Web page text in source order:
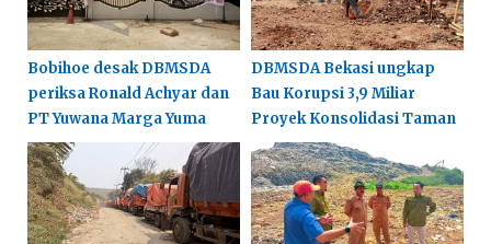
Bobihoe desak DBMSDA
periksa Ronald Achyar dan
PT Yuwana Marga Yuma
DBMSDA Bekasi ungkap
Bau Korupsi 3,9 Miliar
Proyek Konsolidasi Taman